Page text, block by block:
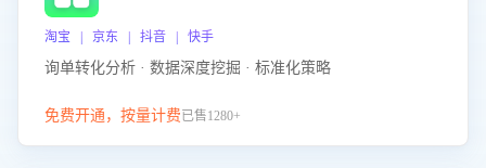
淘宝 | 京东 | 抖音 | 快手
询单转化分析 · 数据深度挖掘 · 标准化策略
免费开通，按量计费已售1280+